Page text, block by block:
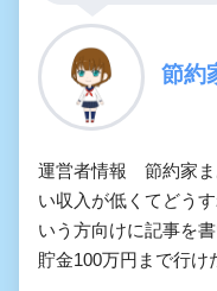
節約
運営者情報 節約家ま
い収入が低くてどう
いう方向けに記事を
貯金100万円まで行け